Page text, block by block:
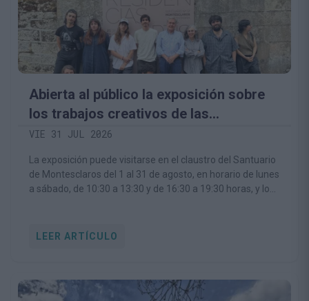
Abierta al público la exposición sobre
los trabajos creativos de las
Residencias Artísticas Montesclaros
VIE 31 JUL 2026
La exposición puede visitarse en el claustro del Santuario
de Montesclaros del 1 al 31 de agosto, en horario de lunes
a sábado, de 10:30 a 13:30 y de 16:30 a 19:30 horas, y los
LEER ARTÍCULO